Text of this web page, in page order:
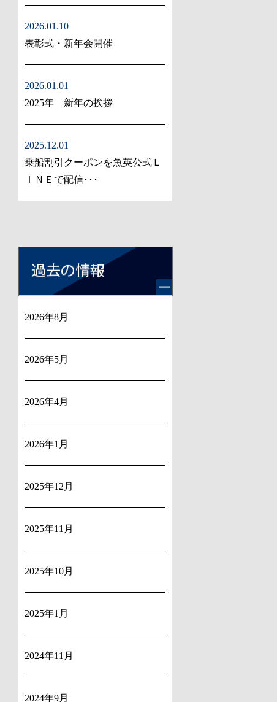
2026.01.10
表彰式・新年会開催
2026.01.01
2025年 新年の挨拶
2025.12.01
乗船割引クーポンを魚英公式Ｌ
ＩＮＥで配信･･･
2026年8月
2026年5月
2026年4月
2026年1月
2025年12月
2025年11月
2025年10月
2025年1月
2024年11月
2024年9月